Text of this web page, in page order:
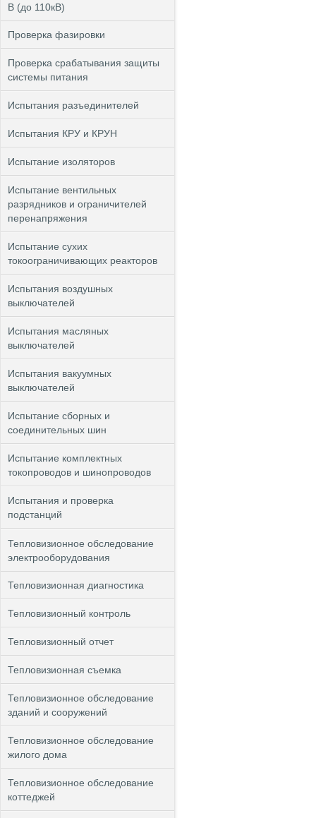
В (до 110кВ)
Проверка фазировки
Проверка срабатывания защиты
системы питания
Испытания разъединителей
Испытания КРУ и КРУН
Испытание изоляторов
Испытание вентильных
разрядников и ограничителей
перенапряжения
Испытание сухих
токоограничивающих реакторов
Испытания воздушных
выключателей
Испытания масляных
выключателей
Испытания вакуумных
выключателей
Испытание сборных и
соединительных шин
Испытание комплектных
токопроводов и шинопроводов
Испытания и проверка
подстанций
Тепловизионное обследование
электрооборудования
Тепловизионная диагностика
Тепловизионный контроль
Тепловизионный отчет
Тепловизионная съемка
Тепловизионное обследование
зданий и сооружений
Тепловизионное обследование
жилого дома
Тепловизионное обследование
коттеджей